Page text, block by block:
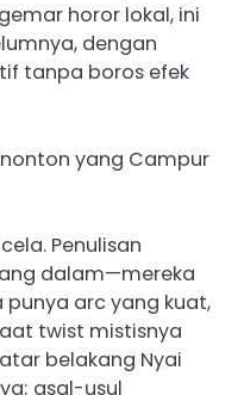
horor lokal, ini
dengan
tanpa boros efek
yang Campur
Penulisan
dalam—mereka
arc yang kuat,
twist mistisnya
belakang Nyai
asal-usul